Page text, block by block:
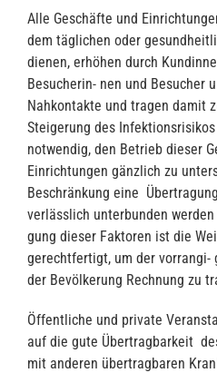
Alle Geschäfte und
dem täglichen oder
dienen, erhöhen durch
Besucherin- nen und Besucher
Nahkontakte und tragen damit
Steigerung des
notwendig, den Betrieb dieser
Einrichtungen gänzlich zu
Beschränkung eine
verlässlich unterbunden
gung dieser Faktoren ist die
gerechtfertigt, um der vorrangi-
der Bevölkerung Rechnung zu
Öffentliche und private
auf die gute Übertragbarkeit
mit anderen übertragbaren